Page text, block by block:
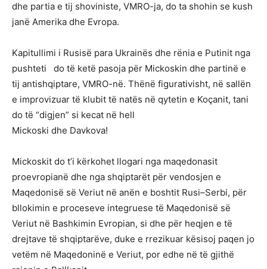
dhe partia e tij shoviniste, VMRO-ja, do ta shohin se kush
janë Amerika dhe Evropa.
Kapitullimi i Rusisë para Ukrainës dhe rënia e Putinit nga
pushteti do të ketë pasoja për Mickoskin dhe partinë e
tij antishqiptare, VMRO-në. Thënë figurativisht, në sallën
e improvizuar të klubit të natës në qytetin e Koçanit, tani
do të “digjen” si kecat në hell
Mickoski dhe Davkova!
Mickoskit do t’i kërkohet llogari nga maqedonasit
proevropianë dhe nga shqiptarët për vendosjen e
Maqedonisë së Veriut në anën e boshtit Rusi–Serbi, për
bllokimin e proceseve integruese të Maqedonisë së
Veriut në Bashkimin Evropian, si dhe për heqjen e të
drejtave të shqiptarëve, duke e rrezikuar kësisoj paqen jo
vetëm në Maqedoninë e Veriut, por edhe në të gjithë